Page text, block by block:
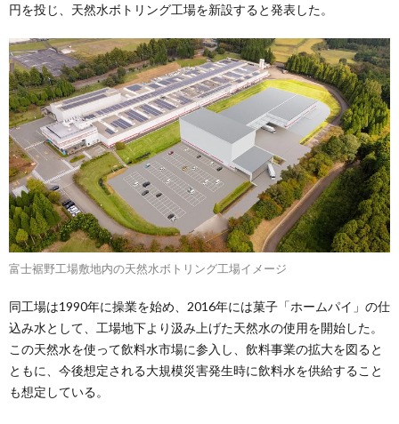
円を投じ、天然水ボトリング工場を新設すると発表した。
富士裾野工場敷地内の天然水ボトリング工場イメージ
同工場は1990年に操業を始め、2016年には菓子「ホームパイ」の仕
込み水として、工場地下より汲み上げた天然水の使用を開始した。
この天然水を使って飲料水市場に参入し、飲料事業の拡大を図ると
ともに、今後想定される大規模災害発生時に飲料水を供給すること
も想定している。